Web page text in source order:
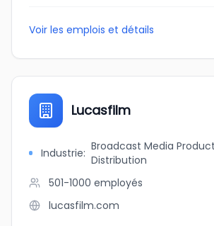
Voir les emplois et détails
Lucasfilm
Industrie: Broadcast Media
Distribution
501-1000 employés
lucasfilm.com